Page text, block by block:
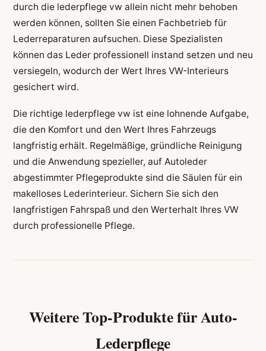
durch die lederpflege vw allein nicht mehr behoben
werden können, sollten Sie einen Fachbetrieb für
Lederreparaturen aufsuchen. Diese Spezialisten
können das Leder professionell instand setzen und neu
versiegeln, wodurch der Wert Ihres VW-Interieurs
gesichert wird.
Die richtige lederpflege vw ist eine lohnende Aufgabe,
die den Komfort und den Wert Ihres Fahrzeugs
langfristig erhält. Regelmäßige, gründliche Reinigung
und die Anwendung spezieller, auf Autoleder
abgestimmter Pflegeprodukte sind die Säulen für ein
makelloses Lederinterieur. Sichern Sie sich den
langfristigen Fahrspaß und den Werterhalt Ihres VW
durch professionelle Pflege.
Weitere Top-Produkte für Auto-
Lederpflege